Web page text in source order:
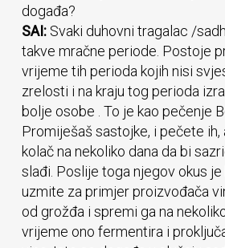
događa?
SAI:Svaki duhovni tragalac /
takve mračne periode. Postoje
vrijeme tih perioda kojih nisi
zrelosti i na kraju tog perioda
bolje osobe . To je kao pečenje
Promiješaš sastojke, i pečete
kolač na nekoliko dana da bi
slađi. Poslije toga njegov okus
uzmite za primjer proizvođača
od grožđa i spremi ga na
vrijeme ono fermentira i